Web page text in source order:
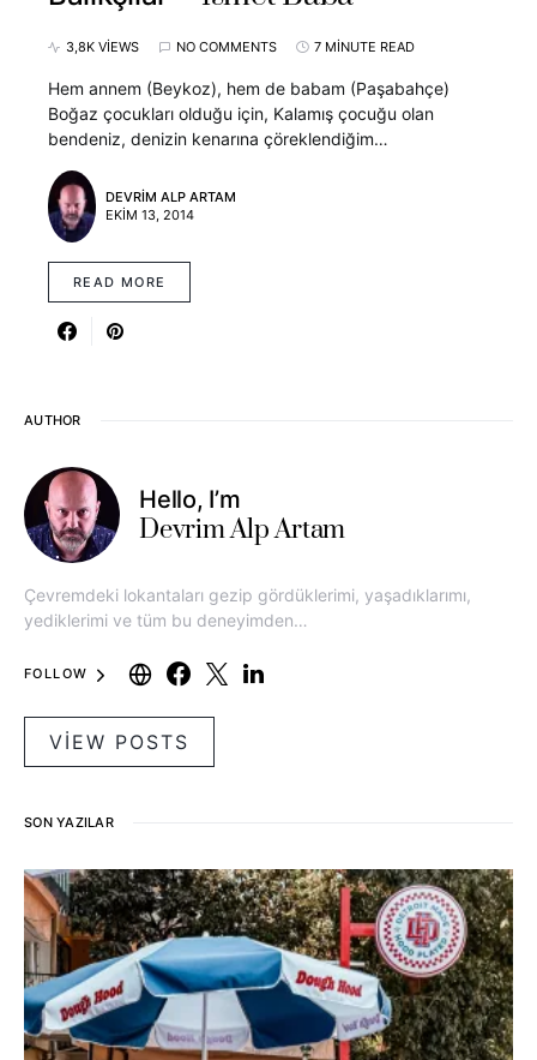
3,8K VIEWS NO COMMENTS 7 MINUTE READ
Hem annem (Beykoz), hem de babam (Paşabahçe)
Boğaz çocukları olduğu için, Kalamış çocuğu olan
bendeniz, denizin kenarına çöreklendiğim…
DEVRIM ALP ARTAM
EKIM 13, 2014
READ MORE
AUTHOR
Hello, I’m
Devrim Alp Artam
Çevremdeki lokantaları gezip gördüklerimi, yaşadıklarımı,
yediklerimi ve tüm bu deneyimden…
FOLLOW
VIEW POSTS
SON YAZILAR